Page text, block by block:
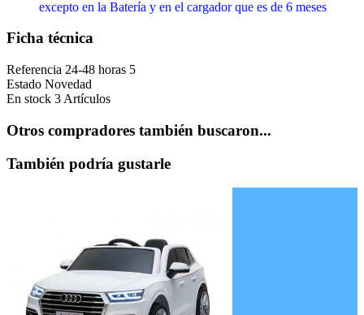
excepto en la Batería y en el cargador que es de 6 meses
Ficha técnica
Referencia 24-48 horas 5
Estado Novedad
En stock 3 Artículos
Otros compradores también buscaron...
También podría gustarle